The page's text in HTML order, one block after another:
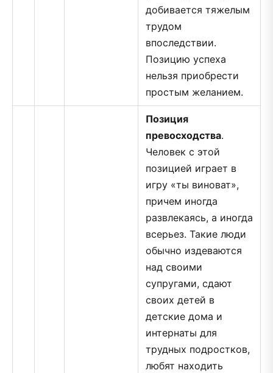
добивается тяжелым
трудом
впоследствии.
Позицию успеха
нельзя приобрести
простым желанием.
Позиция
превосходства.
Человек с этой
позицией играет в
игру «ты виноват»,
причем иногда
развлекаясь, а иногда
всерьез. Такие люди
обычно издеваются
над своими
супругами, сдают
своих детей в
детские дома и
интернаты для
трудных подростков,
любят находить